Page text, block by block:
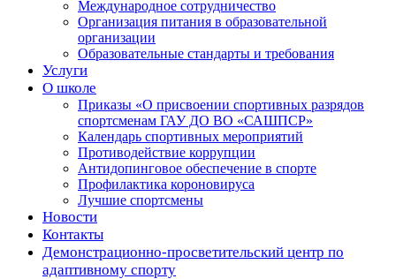
Международное сотрудничество
Организация питания в образовательной
организации
Образовательные стандарты и требования
Услуги
О школе
Приказы «О присвоении спортивных разрядов
спортсменам ГАУ ДО ВО «САШПСР»
Календарь спортивных мероприятий
Противодействие коррупции
Антидопинговое обеспечение в спорте
Профилактика короновируса
Лучшие спортсмены
Новости
Контакты
Демонстрационно-просветительский центр по
адаптивному спорту